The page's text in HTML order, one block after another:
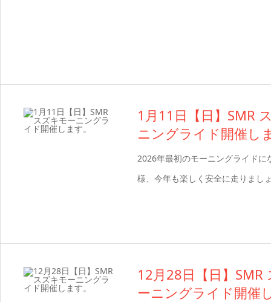
1月11日【日】SMR
ニングライド開催し
2026年最初のモーニングライドに
様、今年も楽しく安全に走りまし
12月28日【日】SMR
ーニングライド開催